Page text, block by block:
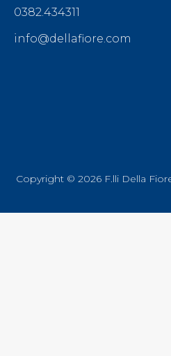
0382.434311
info@dellafiore.com
Copyright © 2026 F.lli Della